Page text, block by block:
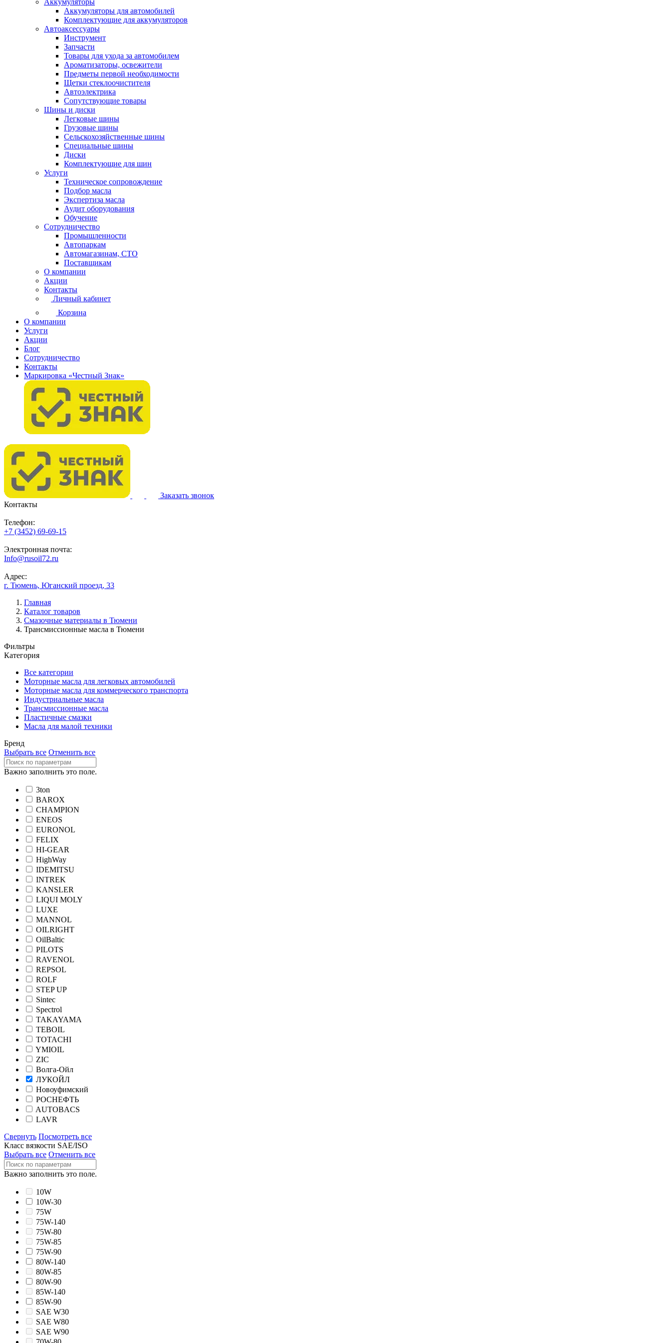
Аккумуляторы
Аккумуляторы для автомобилей
Комплектующие для аккумуляторов
Автоаксессуары
Инструмент
Запчасти
Товары для ухода за автомобилем
Ароматизаторы, освежители
Предметы первой необходимости
Щетки стеклоочистителя
Автоэлектрика
Сопутствующие товары
Шины и диски
Легковые шины
Грузовые шины
Сельскохозяйственные шины
Специальные шины
Диски
Комплектующие для шин
Услуги
Техническое сопровождение
Подбор масла
Экспертиза масла
Аудит оборудования
Обучение
Сотрудничество
Промышленности
Автопаркам
Автомагазинам, СТО
Поставщикам
О компании
Акции
Контакты
Личный кабинет
Корзина
О компании
Услуги
Акции
Блог
Сотрудничество
Контакты
Маркировка «Честный Знак»
Заказать звонок
Контакты
Телефон:
+7 (3452) 69-69-15
Электронная почта:
Info@rusoil72.ru
Адрес:
г. Тюмень, Юганский проезд, 33
Главная
Каталог товаров
Смазочные материалы в Тюмени
Трансмиссионные масла в Тюмени
Фильтры
Категория
Все категории
Моторные масла для легковых автомобилей
Моторные масла для коммерческого транспорта
Индустриальные масла
Трансмиссионные масла
Пластичные смазки
Масла для малой техники
Бренд
Выбрать все Отменить все
Важно заполнить это поле.
3ton
BAROX
CHAMPION
ENEOS
EURONOL
FELIX
HI-GEAR
HighWay
IDEMITSU
INTREK
KANSLER
LIQUI MOLY
LUXE
MANNOL
OILRIGHT
OilBaltic
PILOTS
RAVENOL
REPSOL
ROLF
STEP UP
Sintec
Spectrol
TAKAYAMA
TEBOIL
TOTACHI
YMIOIL
ZIC
Волга-Ойл
ЛУКОЙЛ
Новоуфимский
РОСНЕФТЬ
AUTOBACS
LAVR
Свернуть Посмотреть все
Класс вязкости SAE/ISO
Выбрать все Отменить все
Важно заполнить это поле.
10W
10W-30
75W
75W-140
75W-80
75W-85
75W-90
80W-140
80W-85
80W-90
85W-140
85W-90
SAE W30
SAE W80
SAE W90